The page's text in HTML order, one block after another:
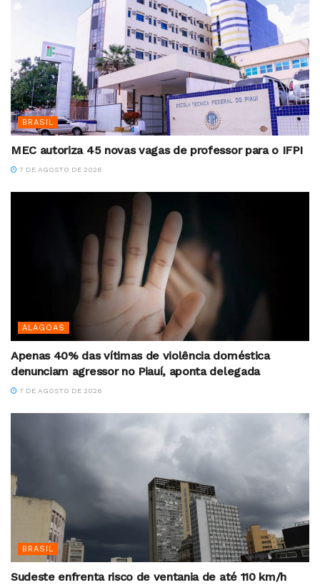
BRASIL
MEC autoriza 45 novas vagas de professor para o IFPI
7 DE AGOSTO DE 2026
ALAGOAS
Apenas 40% das vítimas de violência doméstica
denunciam agressor no Piauí, aponta delegada
7 DE AGOSTO DE 2026
BRASIL
Sudeste enfrenta risco de ventania de até 110 km/h